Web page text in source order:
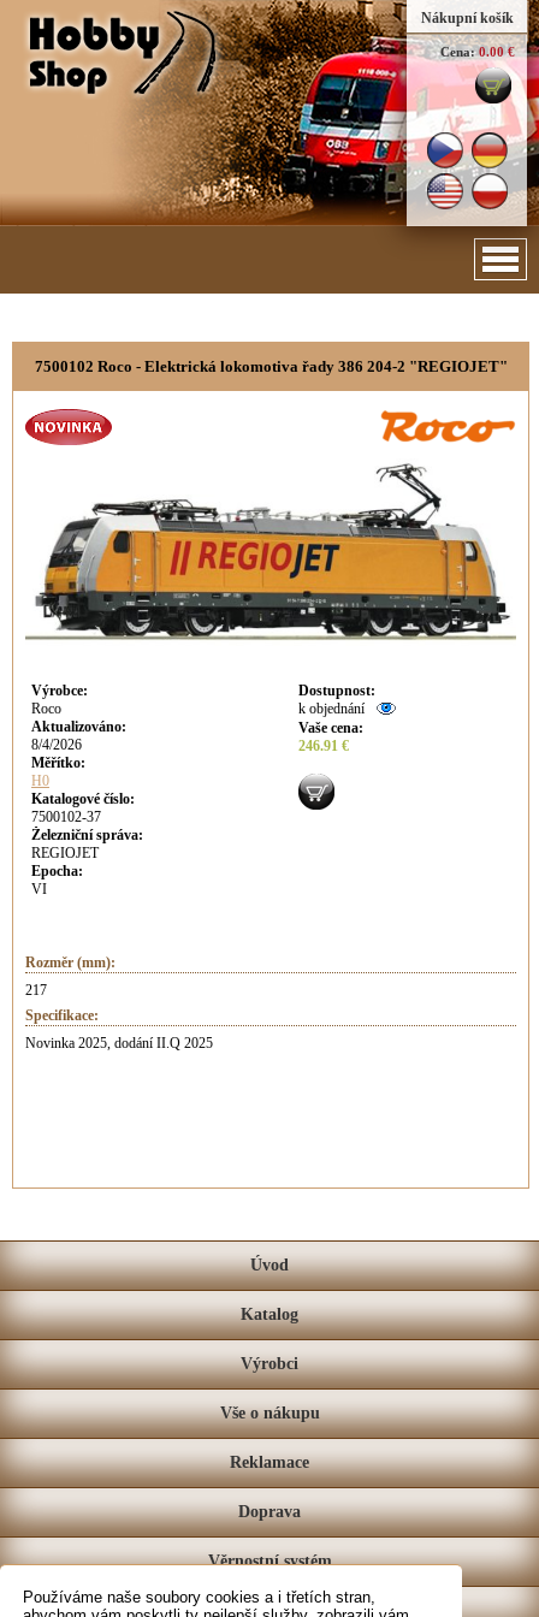
Používáme naše soubory cookies a i třetích stran,
Nákupní košík
Cena: 0.00 €
7500102 Roco - Elektrická lokomotiva řady 386 204-2 "REGIOJET"
Výrobce:
Roco
Aktualizováno:
8/4/2026
Měřítko:
H0
Katalogové číslo:
7500102-37
Železniční správa:
REGIOJET
Epocha:
VI
Dostupnost:
k objednání
Vaše cena:
246.91 €
Rozměr (mm):
217
Specifikace:
Novinka 2025, dodání II.Q 2025
Úvod
Katalog
Výrobci
Vše o nákupu
Reklamace
Doprava
Věrnostní systém
Prodejna